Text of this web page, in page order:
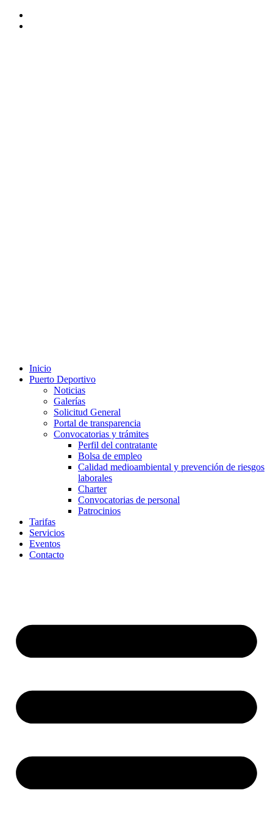
Inicio
Puerto Deportivo
Noticias
Galerías
Solicitud General
Portal de transparencia
Convocatorias y trámites
Perfil del contratante
Bolsa de empleo
Calidad medioambiental y prevención de riesgos
laborales
Charter
Convocatorias de personal
Patrocinios
Tarifas
Servicios
Eventos
Contacto